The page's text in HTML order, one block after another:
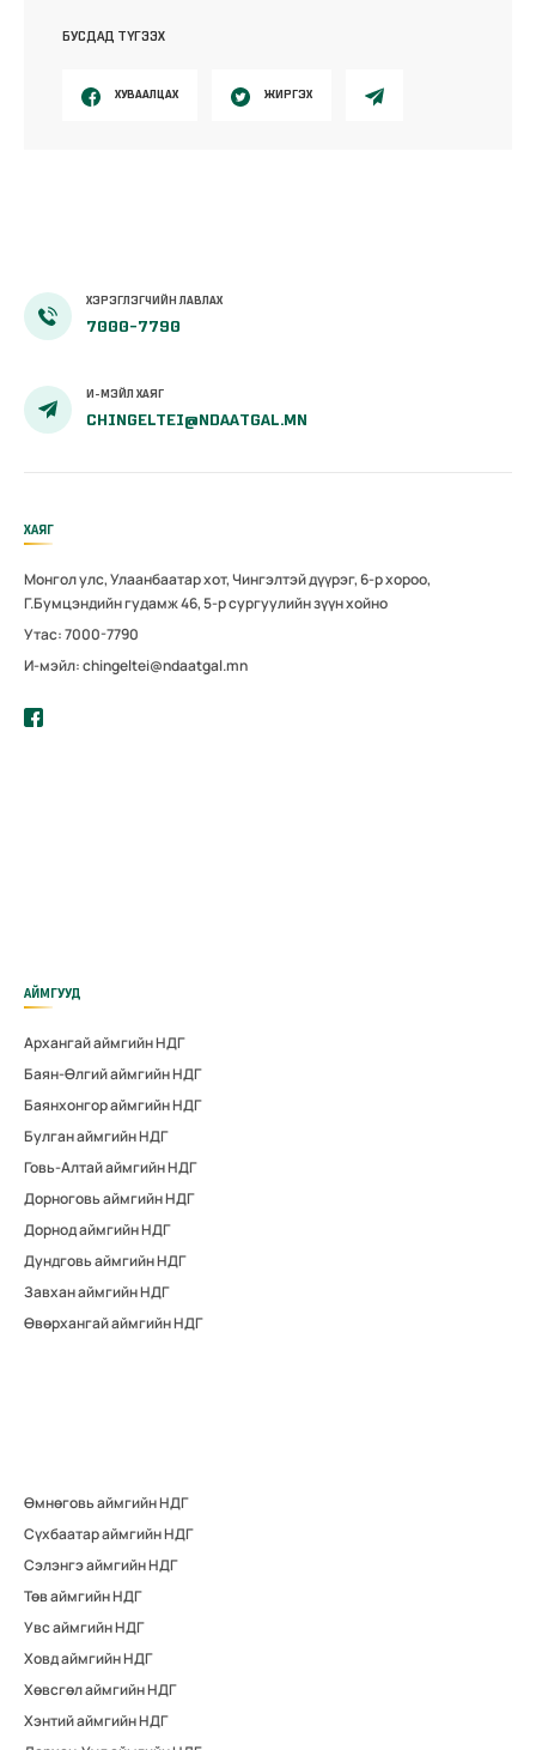
БУСДАД ТҮГЭЭХ
ХУВААЛЦАХ ЖИРГЭХ
ХЭРЭГЛЭГЧИЙН ЛАВЛАХ
7000-7790
И-МЭЙЛ ХАЯГ
CHINGELTEI@NDAATGAL.MN
ХАЯГ
Монгол улс, Улаанбаатар хот, Чингэлтэй дүүрэг, 6-р хороо,
Г.Бумцэндийн гудамж 46, 5-р сургуулийн зүүн хойно
Утас: 7000-7790
И-мэйл: chingeltei@ndaatgal.mn
АЙМГУУД
Архангай аймгийн НДГ
Баян-Өлгий аймгийн НДГ
Баянхонгор аймгийн НДГ
Булган аймгийн НДГ
Говь-Алтай аймгийн НДГ
Дорноговь аймгийн НДГ
Дорнод аймгийн НДГ
Дундговь аймгийн НДГ
Завхан аймгийн НДГ
Өвөрхангай аймгийн НДГ
Өмнөговь аймгийн НДГ
Сүхбаатар аймгийн НДГ
Сэлэнгэ аймгийн НДГ
Төв аймгийн НДГ
Увс аймгийн НДГ
Ховд аймгийн НДГ
Хөвсгөл аймгийн НДГ
Хэнтий аймгийн НДГ